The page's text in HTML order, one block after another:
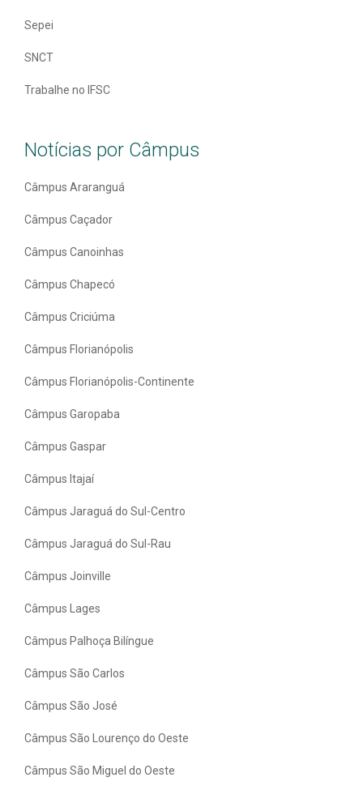
Sepei
SNCT
Trabalhe no IFSC
Notícias por Câmpus
Câmpus Araranguá
Câmpus Caçador
Câmpus Canoinhas
Câmpus Chapecó
Câmpus Criciúma
Câmpus Florianópolis
Câmpus Florianópolis-Continente
Câmpus Garopaba
Câmpus Gaspar
Câmpus Itajaí
Câmpus Jaraguá do Sul-Centro
Câmpus Jaraguá do Sul-Rau
Câmpus Joinville
Câmpus Lages
Câmpus Palhoça Bilíngue
Câmpus São Carlos
Câmpus São José
Câmpus São Lourenço do Oeste
Câmpus São Miguel do Oeste